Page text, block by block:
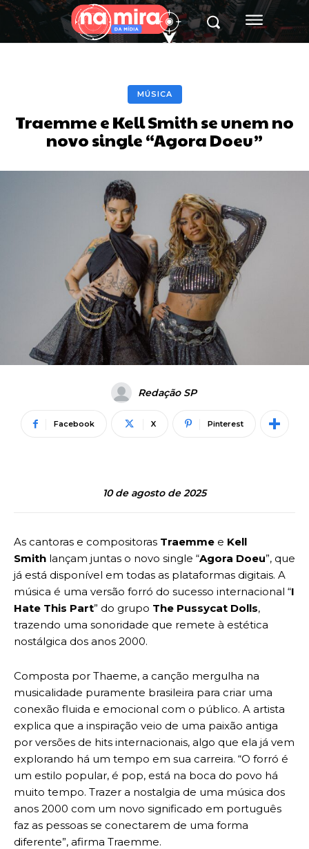
MÚSICA
Traemme e Kell Smith se unem no
novo single “Agora Doeu”
Redação SP
Facebook X Pinterest
10 de agosto de 2025
As cantoras e compositoras Traemme e Kell
Smith lançam juntas o novo single “Agora Doeu”, que
já está disponível em todas as plataformas digitais. A
música é uma versão forró do sucesso internacional “I
Hate This Part” do grupo The Pussycat Dolls,
trazendo uma sonoridade que remete à estética
nostálgica dos anos 2000.
Composta por Thaeme, a canção mergulha na
musicalidade puramente brasileira para criar uma
conexão fluida e emocional com o público. A artista
explica que a inspiração veio de uma paixão antiga
por versões de hits internacionais, algo que ela já vem
explorando há um tempo em sua carreira. “O forró é
um estilo popular, é pop, está na boca do povo há
muito tempo. Trazer a nostalgia de uma música dos
anos 2000 com um novo significado em português
faz as pessoas se conectarem de uma forma
diferente”, afirma Traemme.